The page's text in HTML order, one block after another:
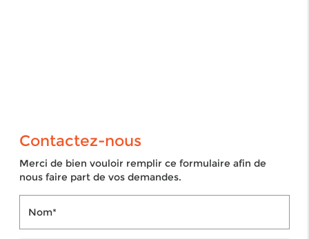
Contactez-nous
Merci de bien vouloir remplir ce formulaire afin de
nous faire part de vos demandes.